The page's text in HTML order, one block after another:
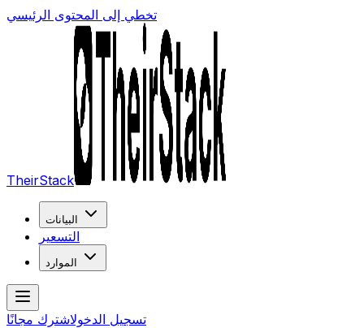
تخطي إلى المحتوى الرئيسي
TheirStack
البيانات
التسعير
الموارد
تسجيل الدخولاشترك مجانًا